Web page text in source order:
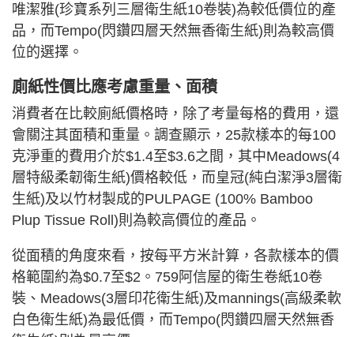
唯潔雅(珍寶系列三層衛生紙10卷裝)為較低價位的產
品，而Tempo(閃鑽四層天然無香衛生紙)則為較高價
位的選擇。
廁紙性價比應考慮重量、面積
消費者在比較廁紙價格時，除了考量每格的費用，還
會關注其面積和重量。調查顯示，25款樣本的每100
克淨重的費用介於$1.4至$3.6之間，其中Meadows(4
層特級柔韌衛生紙)價格較低，而皇冠(純白潔淨3層衛
生紙)及以竹材製成的PULPAGE (100% Bamboo
Plup Tissue Roll)則為較高價位的產品。
從面積的角度來看，按每平方米計算，各款樣本的價
格範圍約為$0.7至$2。759阿信屋的衛生卷紙10卷
裝、Meadows(3層印花衛生紙)及mannings(高級柔軟
白色衛生紙)為最低價，而Tempo(閃鑽四層天然無香